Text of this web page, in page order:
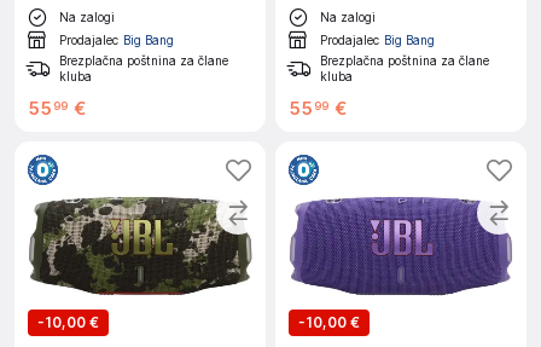
Na zalogi
Prodajalec Big Bang
Brezplačna poštnina za člane
kluba
55 99 €
Na zalogi
Prodajalec Big Bang
Brezplačna poštnina za člane
kluba
55 99 €
-10,00 €
-10,00 €